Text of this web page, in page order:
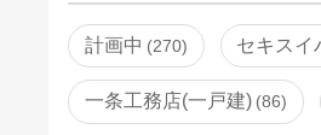
計画中 270 セキスイ
一条工務店(一戸建) 86